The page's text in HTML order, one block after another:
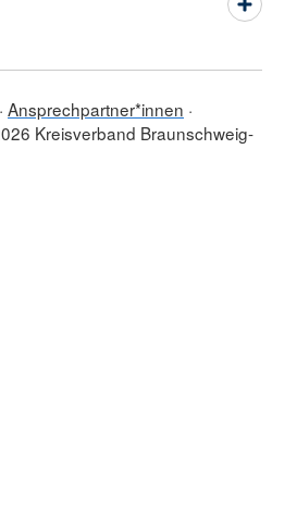
Ansprechpartner*innen
Kreisverband Braunschweig-